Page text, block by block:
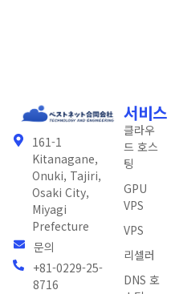
161-1
Kitanagane,
Onuki, Tajiri,
Osaki City,
Miyagi
Prefecture
문의
+81-0229-25-
8716
서비스
클라우
드 호스
팅
GPU
VPS
VPS
리셀러
DNS 호